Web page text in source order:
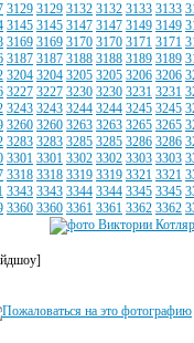
3129 3129 3132 3132 3133 3133
3145 3145 3147 3147 3149 3149
3169 3169 3170 3170 3171 3171
3187 3187 3188 3188 3189 3189
3204 3204 3205 3205 3206 3206
3227 3227 3230 3230 3231 3231
3243 3243 3244 3244 3245 3245
3260 3260 3263 3263 3265 3265
3283 3283 3285 3285 3286 3286
3301 3301 3302 3302 3303 3303
3318 3318 3319 3319 3321 3321
3343 3343 3344 3344 3345 3345
3360 3360 3361 3361 3362 3362